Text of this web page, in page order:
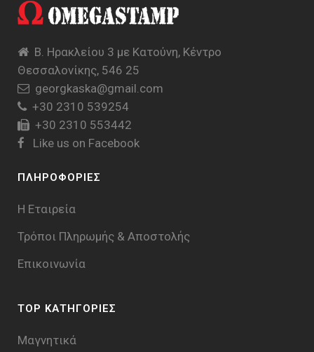
Β. Ηρακλείου 3 με Κατούνη, Κέντρο
Θεσσαλονίκης, 546 25
georgkaska@gmail.com
+30 2310 539254
+30 2310 553442
Like us on Facebook
ΠΛΗΡΟΦΟΡΙΕΣ
Η Εταιρεία
Τρόποι Πληρωμής & Aποστολής
Επικοινωνία
TOP ΚΑΤΗΓΟΡΙΕΣ
Μαγνητικά